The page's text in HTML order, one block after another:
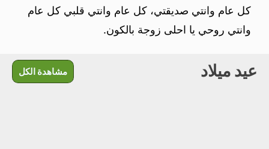
كل عام وانتي صديقتي، كل عام وانتي قلبي كل عام
وانتي روحي يا احلى زوجة بالكون.
عيد ميلاد مشاهدة الكل